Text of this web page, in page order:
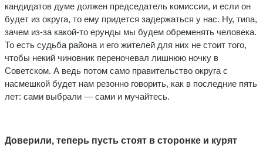
кандидатов думе должен председатель комиссии, и если он
будет из округа, то ему придется задержаться у нас. Ну, типа,
зачем из-за какой-то ерунды мы будем обременять человека.
То есть судьба района и его жителей для них не стоит того,
чтобы некий чиновник переночевал лишнюю ночку в
Советском. А ведь потом само правительство округа с
насмешкой будет нам резонно говорить, как в последние пять
лет: сами выбрали — сами и мучайтесь.
Доверили, теперь пусть стоят в сторонке и курят